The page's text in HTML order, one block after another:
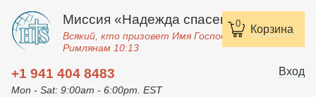
0 Корзина
Миссия «Надежда спасения»
Всякий, кто призовет Имя Господне, спасется.
Римлянам 10:13
+1 941 404 8483
Mon - Sat: 9:00am - 6:00pm. EST
Вход